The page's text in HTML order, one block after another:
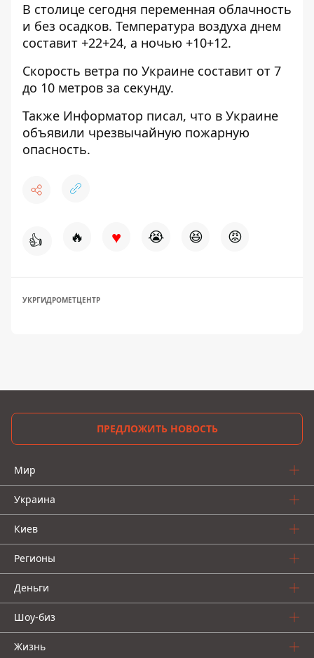
В столице сегодня переменная облачность
и без осадков. Температура воздуха днем
составит +22+24, а ночью +10+12.
Скорость ветра по Украине составит от 7
до 10 метров за секунду.
Также Информатор писал, что в Украине
объявили чрезвычайную пожарную
опасность.
👍 🔥 ♥ 😭 😆 😡
УКРГИДРОМЕТЦЕНТР
ПРЕДЛОЖИТЬ НОВОСТЬ
Мир
Украина
Киев
Регионы
Деньги
Шоу-биз
Жизнь